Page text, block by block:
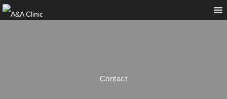
Contact